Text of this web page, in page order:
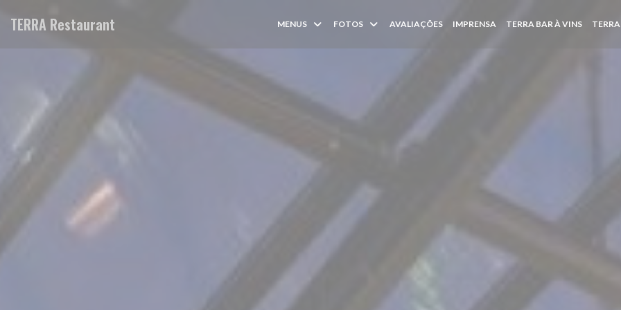
TERRA Restaurant MENUS FOTOS AVALIAÇÕES IMPRENSA TERRA BAR À VINS((ABRE